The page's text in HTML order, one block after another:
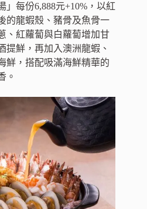
」每份6,888元+10%，以紅
的龍蝦殼、豬骨及魚骨一
、紅蘿蔔與白蘿蔔增加甘
提鮮，再加入澳洲龍蝦、
鮮，搭配吸滿海鮮精華的
。